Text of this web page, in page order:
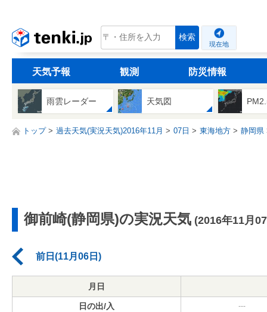
tenki.jp 検索
現在地
天気予報 観測 防災情報
雨雲レーダー 天気図
トップ 過去天気(実況天気)2016年11月 07日 東海地方 静岡県
御前崎(静岡県)の実況天気 (2016年11月
前日(11月06日)
月日
日の出/入 ---